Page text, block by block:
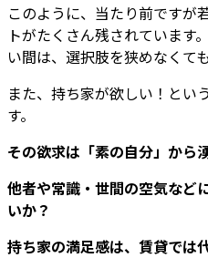
このように、当たり前ですが
トがたくさん残されています
い間は、選択肢を狭めなくて
また、持ち家が欲しい！とい
す。
その欲求は「素の自分」から
他者や常識・世間の空気など
いか？
持ち家の満足感は、賃貸では